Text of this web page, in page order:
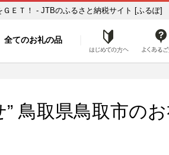
返礼品で旅行クーポンをＧＥＴ！ - JTBのふるさと納税サイト [ふるぽ]
全てのお礼の品 はじめ
” 鳥取県鳥取市の